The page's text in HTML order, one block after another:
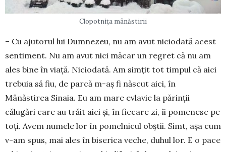
Clopotnița mânăstirii
– Cu ajutorul lui Dumnezeu, nu am avut niciodată acest
sentiment. Nu am avut nici măcar un regret că nu am
ales bine în viață. Niciodată. Am simțit tot timpul că aici
tre­buia să fiu, de parcă m-aș fi născut aici, în
Mânăstirea Sinaia. Eu am mare evlavie la părinții
călugări care au trăit aici și, în fie­care zi, îi pomenesc pe
toți. Avem numele lor în pomelnicul obștii. Simt, așa cum
v-am spus, mai ales în biserica veche, duhul lor. E o pace